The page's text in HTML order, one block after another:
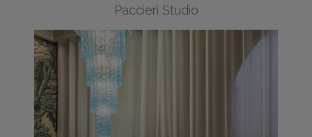
Paccieri Studio